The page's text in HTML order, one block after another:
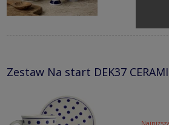
Zestaw Na start DEK37